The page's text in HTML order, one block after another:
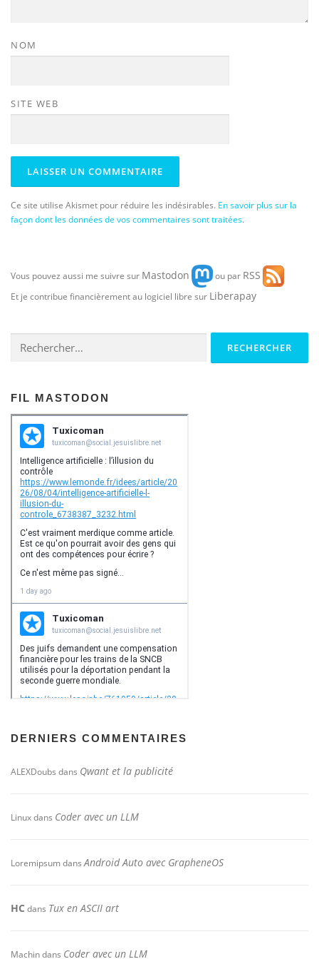
NOM
SITE WEB
Ce site utilise Akismet pour réduire les indésirables. En savoir plus sur la
façon dont les données de vos commentaires sont traitées.
Vous pouvez aussi me suivre sur Mastodon ou par RSS
Et je contribue financièrement au logiciel libre sur Liberapay
FIL MASTODON
DERNIERS COMMENTAIRES
ALEXDoubs dans Qwant et la publicité
Linuxdans Coder avec un LLM
LoremipsumdansAndroid Auto avec GrapheneOS
HC dans Tux en ASCII art
Machindans Coder avec un LLM